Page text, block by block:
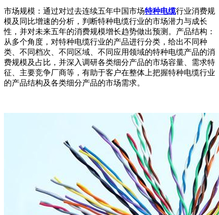
市场规模：通过对过去连续五年中国市场特种电缆行业消费规
模及同比增速的分析，判断特种电缆行业的市场潜力与成长
性，并对未来五年的消费规模增长趋势做出预测。产品结构：
从多个角度，对特种电缆行业的产品进行分类，给出不同种
类、不同档次、不同区域、不同应用领域的特种电缆产品的消
费规模及占比，并深入调研各类细分产品的市场容量、需求特
征、主要竞争厂商等，有助于客户在整体上把握特种电缆行业
的产品结构及各类细分产品的市场需求。